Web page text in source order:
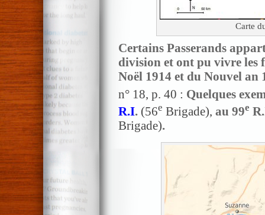
Carte
Certains Passerands
division et ont pu vivre les
Noël 1914 et du Nouvel an
n° 18, p. 40 : Quelques
R.I. (56e Brigade), au 99e
Brigade).